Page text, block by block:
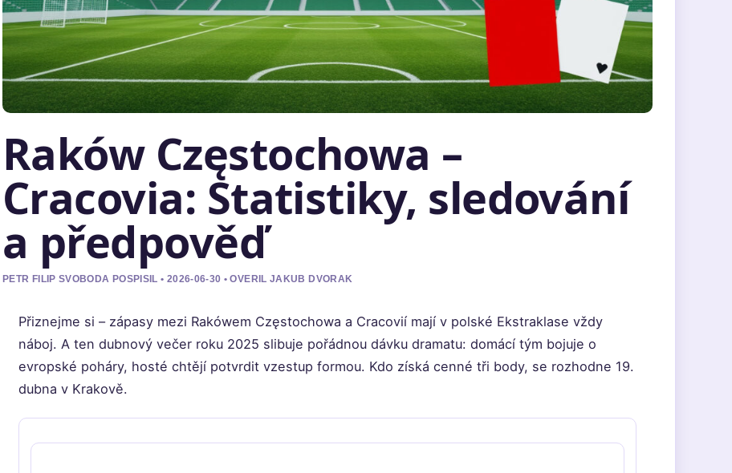
Raków Częstochowa –
Cracovia: Statistiky, sledování
a předpověď
PETR FILIP SVOBODA POSPISIL • 2026-06-30 • OVERIL JAKUB DVORAK
Přiznejme si – zápasy mezi Rakówem Częstochowa a Cracovií mají v polské Ekstraklase vždy
náboj. A ten dubnový večer roku 2025 slibuje pořádnou dávku dramatu: domácí tým bojuje o
evropské poháry, hosté chtějí potvrdit vzestup formou. Kdo získá cenné tři body, se rozhodne 19.
dubna v Krakově.